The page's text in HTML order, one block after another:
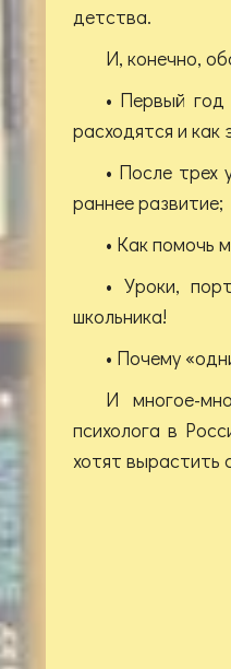
детства.
И, конечно,
• Первый
расходятся и как
• После
раннее развитие;
• Как помочь
• Уроки,
школьника!
• Почему
И многое-
психолога в
хотят вырастить